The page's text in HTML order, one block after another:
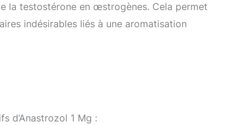
la testostérone en œstrogènes. Cela permet
indésirables liés à une aromatisation
d’Anastrozol 1 Mg :